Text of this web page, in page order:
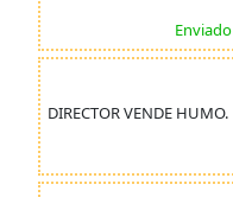
DIRECTOR VENDE HUMO.